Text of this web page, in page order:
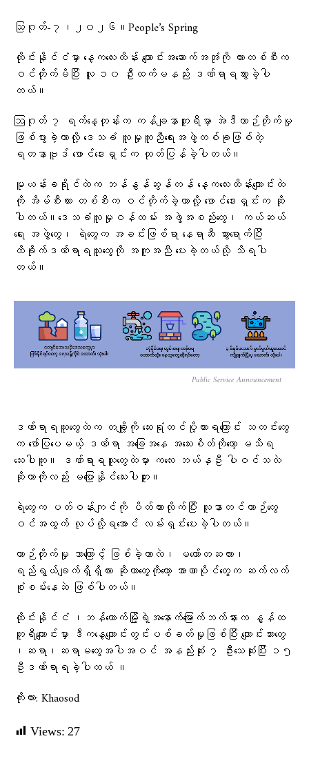
သြဂုတ်-၇၊၂၀၂၆။People’s Spring
ထိုင်းနိုင်ငံမှာ နေ့ကလေးထိန်း ကျောင်းအဆောက်အအုံကို ကားတစ်စီးက
ဝင်တိုက်မိပြီး လူ ၁၀ ဦးထက်မနည်း ဒဏ်ရာရသွားခဲ့ပါ
တယ်။
ဩဂုတ် ၇ ရက်နေ့တုန်းက ကန်ချနာဘူရီမှာ အဲဒီယာဉ်တိုက်မှု
ဖြစ်ပွားခဲ့တာလို့ ဒေသခံ လူမှုကူညီရေးအဖွဲ့တစ်ခုဖြစ်တဲ့
ရတနာဗူဒ် ဖောင်ဒေးရှင်းက ထုတ်ပြန်ခဲ့ပါတယ်။
မူယန်းခရိုင်ထဲက ဘန်နွန်ဆွန်တန် နေ့ကလေးထိန်းကျောင်းထဲ
ကို အိမ်စီးကား တစ်စီးက ဝင်တိုက်ခဲ့တာလို့ ဖောင်ဒေးရှင်းက ဆို
ပါတယ်။ဒေသခံလူမှုဝန်ထမ်း အဖွဲ့အစည်းတွေ၊ ကယ်ဆယ်
ရေး အဖွဲ့တွေ၊ ရဲတွေက အခင်းဖြစ်ရာ နေရာဆီ သွားရောက်ပြီး
ထိခိုက်ဒဏ်ရာရသူတွေကို အကူအညီ ပေးခဲ့တယ်လို့ သိရပါ
တယ်။
Public Service Announcement
ဒဏ်ရာရသူတွေထဲက တချို့ကို ဆေးရုံတင်ပို့ထားရကြောင်း သတင်းတွေ
က ဖော်ပြပေမယ့် ဒဏ်ရာ အခြေအနေ အသေးစိတ်ကိုတော့ မသိရ
သေးပါဘူး။ ဒဏ်ရာရသူတွေထဲမှာ ကလေး ဘယ်နှဦး ပါဝင်သလဲ
ဆိုတာကိုလည်း မပြောနိုင်သေးပါဘူး။
ရဲတွေက ပတ်ဝန်းကျင်ကို ပိတ်ထားလိုက်ပြီး လူနာတင်ယာဉ်တွေ
ဝင်အထွက် လုပ်လို့ရအောင် လမ်းရှင်းပေးခဲ့ပါတယ်။
ယာဉ်တိုက်မှု ဘာကြောင့် ဖြစ်ခဲ့တာလဲ၊ မတော်တဆလား၊
ရည်ရွယ်ချက်ရှိရှိလား ဆိုတာတွေကိုတော့ အာဏာပိုင်တွေက ဆက်လက်
စုံစမ်းနေဆဲ ဖြစ်ပါတယ်။
ထိုင်းနိုင်ငံ ၊ဘန်​ကောက်မြို့ရဲ့အ​နောက်​မြောက်ဘက်နားက နွန်ထ
ဘူရီ​ကျောင်းမှာ ဒီက​နေ့ကျောင်းတွင်းပစ်ခတ်မှုဖြစ်ပြီး ကျောင်းသား​တွေ
၊ဆရာ၊ဆရာမ​တွေအပါအဝင် အနည်းဆုံး ၇ ဦး​သေဆုံးပြီး ၁၅
ဦးဒဏ်ရာရခဲ့ပါတယ် ။
ကိုးကား: Khaosod
Views: 27